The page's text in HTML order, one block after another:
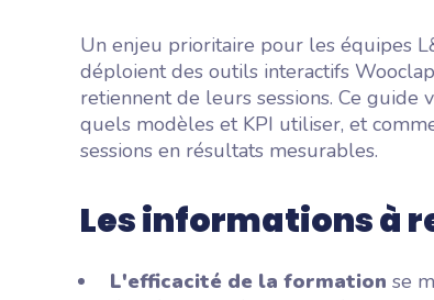
Un enjeu prioritaire pour les équipes
déploient des outils interactifs
retiennent de leurs sessions. Ce
quels modèles et KPI utiliser, et
sessions en résultats mesurables.
Les informations à
L'efficacité de la formation se